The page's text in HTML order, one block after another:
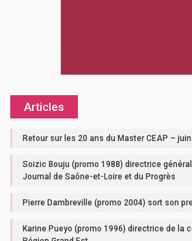
Articles
Retour sur les 20 ans du Master CEAP –
Soizic Bouju (promo 1988) directrice
Journal de Saône-et-Loire et du Progrès
Pierre Dambreville (promo 2004) sort son
Karine Pueyo (promo 1996) directrice de la